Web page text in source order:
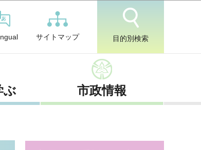
サイトマップ 目的別検索
ぶ 市政情報